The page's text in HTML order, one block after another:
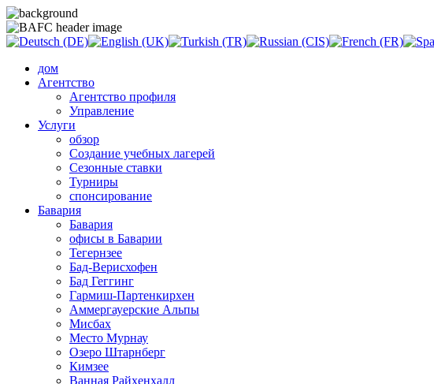
дом
Агентство
Агентство профиля
Управление
Услуги
обзор
Создание учебных лагерей
Сезонные ставки
Турниры
спонсирование
Бавария
Бавария
офисы в Баварии
Тегернзее
Бад-Верисхофен
Бад Геггинг
Гармиш-Партенкирхен
Аммергауерские Альпы
Мисбах
Место Мурнау
Озеро Штарнберг
Кимзее
Ванная Райхенхалл